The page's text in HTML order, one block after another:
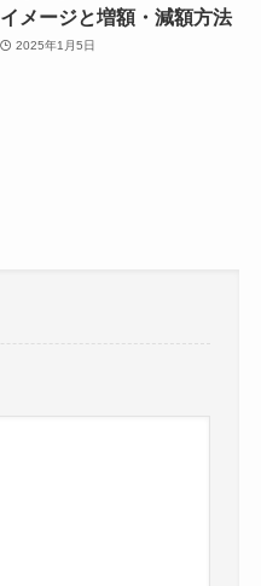
イメージと増額・減額方法
2025年1月5日